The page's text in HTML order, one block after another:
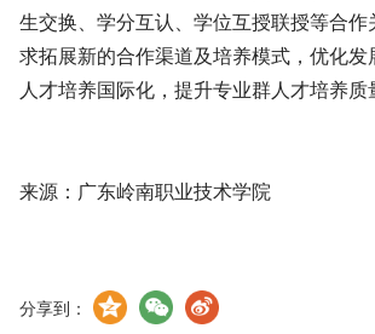
生交换、学分互认、学位互授联授等合作
求拓展新的合作渠道及培养模式，优化发
人才培养国际化，提升专业群人才培养质
来源：广东岭南职业技术学院
分享到：